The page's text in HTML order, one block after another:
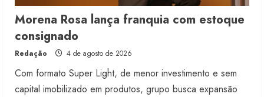
Morena Rosa lança franquia com estoque
consignado
Redação 4 de agosto de 2026
Com formato Super Light, de menor investimento e sem
capital imobilizado em produtos, grupo busca expansão